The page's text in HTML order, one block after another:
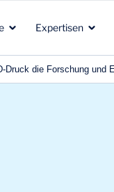
Expertisen
Druck die Forschung und